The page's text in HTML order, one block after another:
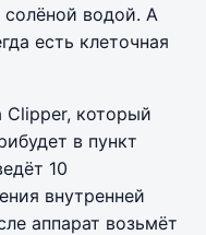
водой. А
есть клеточная
Clipper, который
в пункт
10
внутренней
аппарат возьмёт